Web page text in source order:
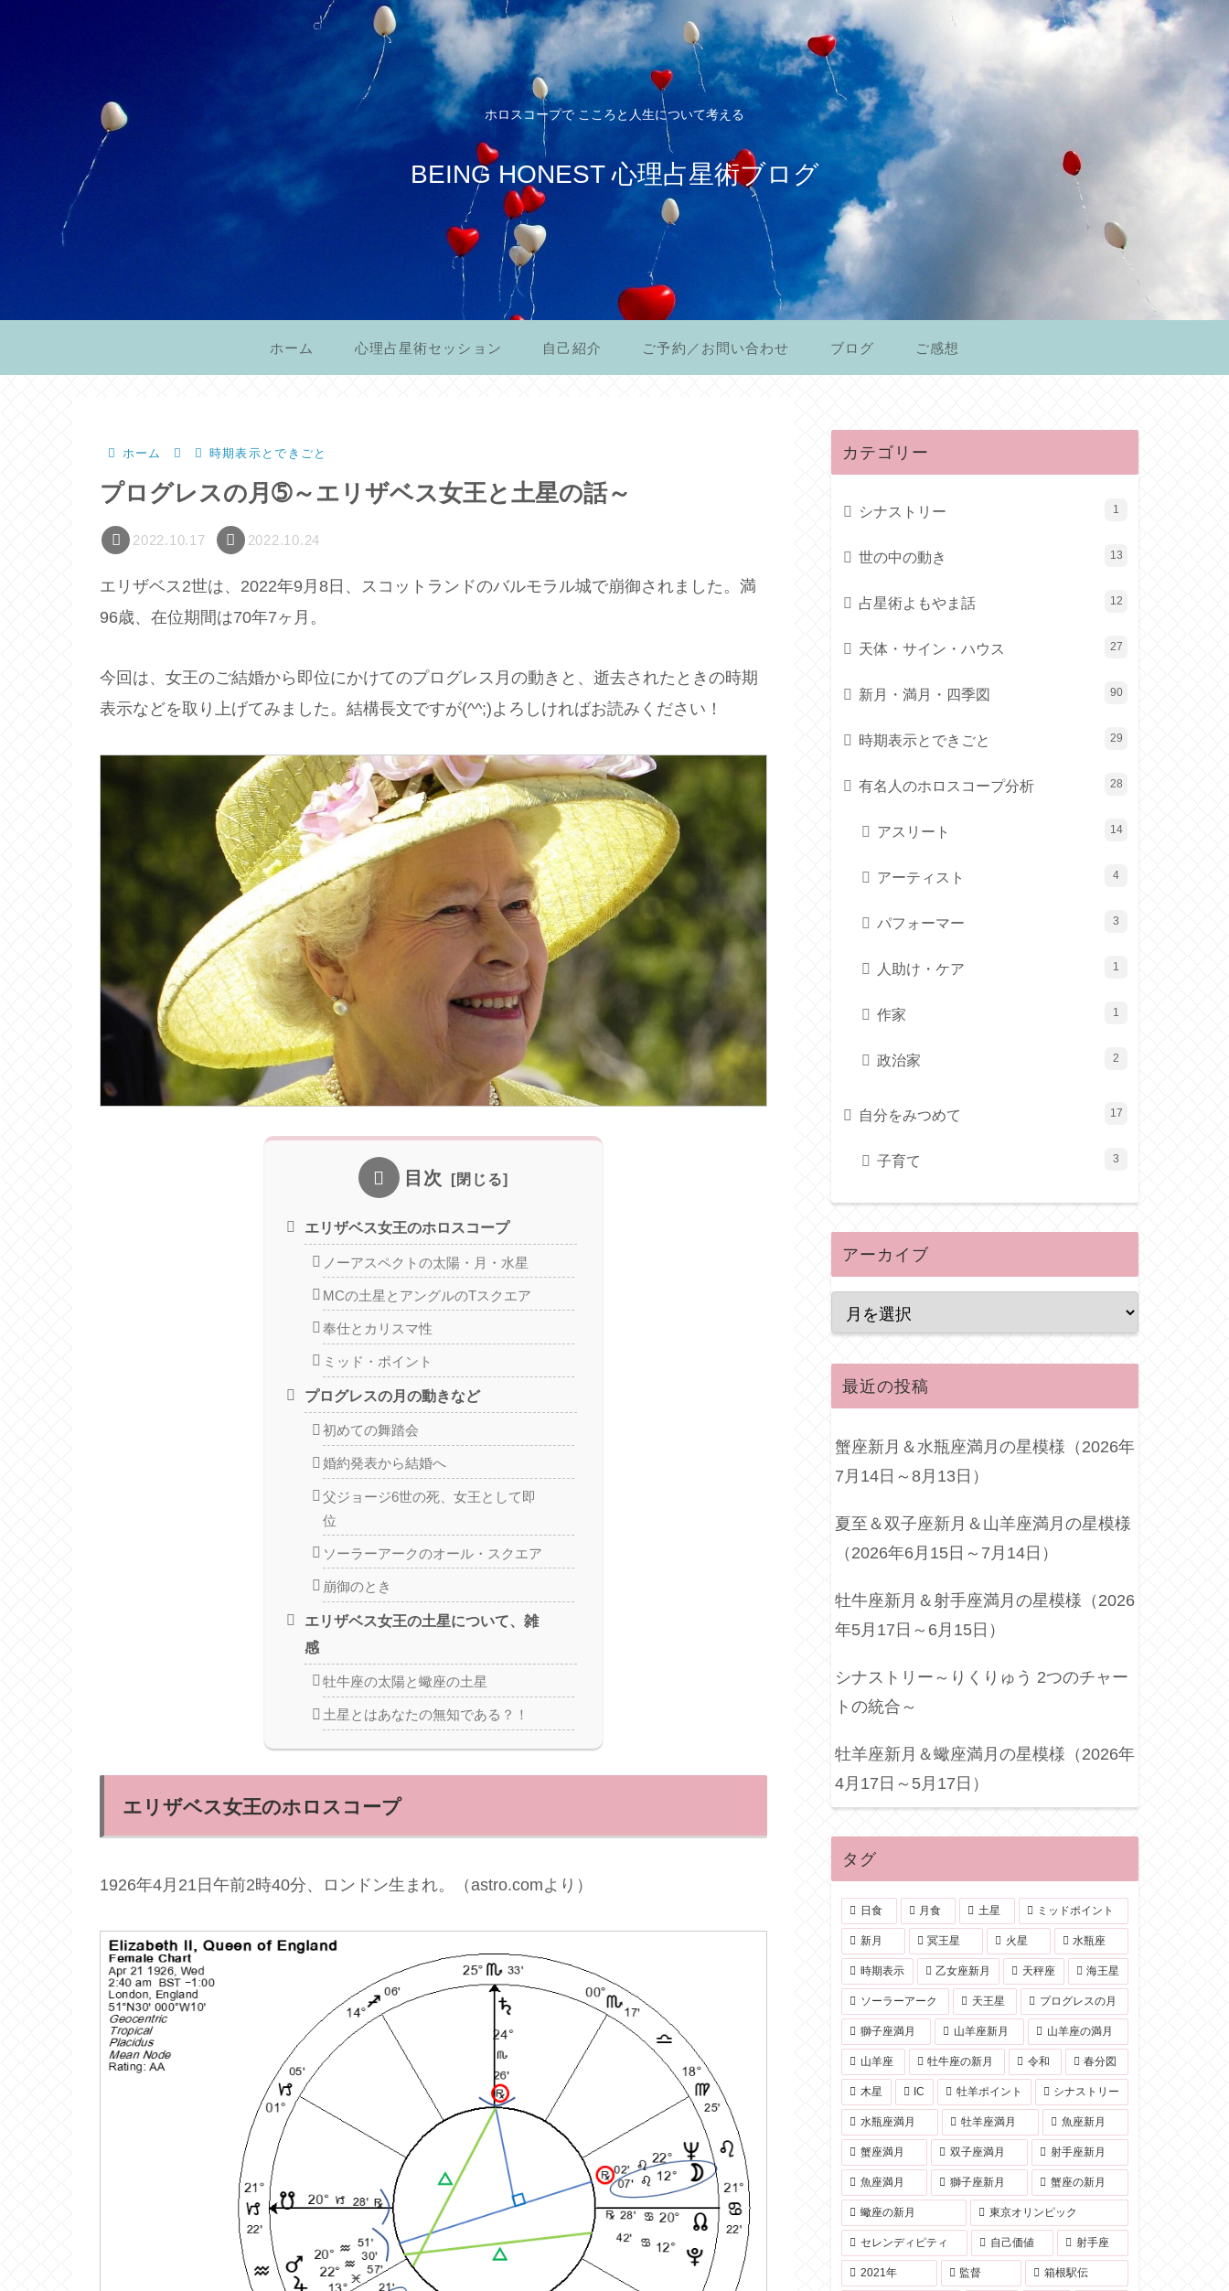
ホロスコープで こころと人生について考える
BEING HONEST 心理占星術ブログ
ホーム 心理占星術セッション 自己紹介 ご予約／お問い合わせ ブログ ご感想
ホーム 時期表示とできごと
プログレスの月➄～エリザベス女王と土星の話～
2022.10.17 2022.10.24
エリザベス2世は、2022年9月8日、スコットランドのバルモラル城で崩御されました。満
96歳、在位期間は70年7ヶ月。
今回は、女王のご結婚から即位にかけてのプログレス月の動きと、逝去されたときの時期
表示などを取り上げてみました。結構長文ですが(^^;)よろしければお読みください！
目次
エリザベス女王のホロスコープ
ノーアスペクトの太陽・月・水星
MCの土星とアングルのTスクエア
奉仕とカリスマ性
ミッド・ポイント
プログレスの月の動きなど
初めての舞踏会
婚約発表から結婚へ
父ジョージ6世の死、女王として即
位
ソーラーアークのオール・スクエア
崩御のとき
エリザベス女王の土星について、雑
感
牡牛座の太陽と蠍座の土星
土星とはあなたの無知である？！
エリザベス女王のホロスコープ
1926年4月21日午前2時40分、ロンドン生まれ。（astro.comより）
カテゴリー
シナストリー 1
世の中の動き 13
占星術よもやま話 12
天体・サイン・ハウス 27
新月・満月・四季図 90
時期表示とできごと 29
有名人のホロスコープ分析 28
アスリート 14
アーティスト 4
パフォーマー 3
人助け・ケア 1
作家 1
政治家 2
自分をみつめて 17
子育て 3
アーカイブ
最近の投稿
蟹座新月＆水瓶座満月の星模様（2026年
7月14日～8月13日）
夏至＆双子座新月＆山羊座満月の星模様
（2026年6月15日～7月14日）
牡牛座新月＆射手座満月の星模様（2026
年5月17日～6月15日）
シナストリー～りくりゅう 2つのチャー
トの統合～
牡羊座新月＆蠍座満月の星模様（2026年
4月17日～5月17日）
タグ
日食 月食 土星 ミッドポイント
新月 冥王星 火星 水瓶座
時期表示 乙女座新月 天秤座 海王星
ソーラーアーク 天王星 プログレスの月
獅子座満月 山羊座新月 山羊座の満月
山羊座 牡牛座の新月 令和 春分図
木星 IC 牡羊ポイント シナストリー
水瓶座満月 牡羊座満月 魚座新月
蟹座満月 双子座満月 射手座新月
魚座満月 獅子座新月 蟹座の新月
蠍座の新月 東京オリンピック
セレンディピティ 自己価値 射手座
2021年 監督 箱根駅伝